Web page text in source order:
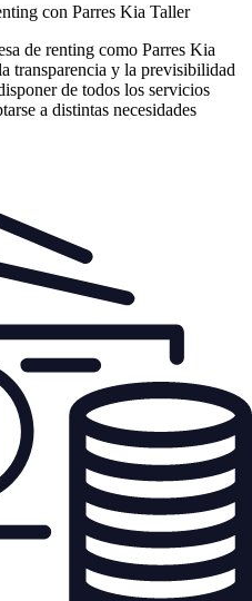
con Parres Kia Taller
de renting como Parres Kia
transparencia y la previsibilidad
de todos los servicios
a distintas necesidades